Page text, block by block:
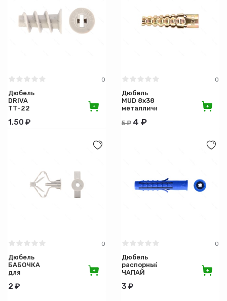
Назначение
Длина (см)
Диаметр (мм)
0
Дюбель
DRIVA
ТТ-22
1.50 ₽
0
Дюбель
MUD 8х38
металлический
5 ₽ 4 ₽
0
Дюбель
БАБОЧКА
для
2 ₽
0
Дюбель
распорный
ЧАПАЙ
шип-усы
3 ₽